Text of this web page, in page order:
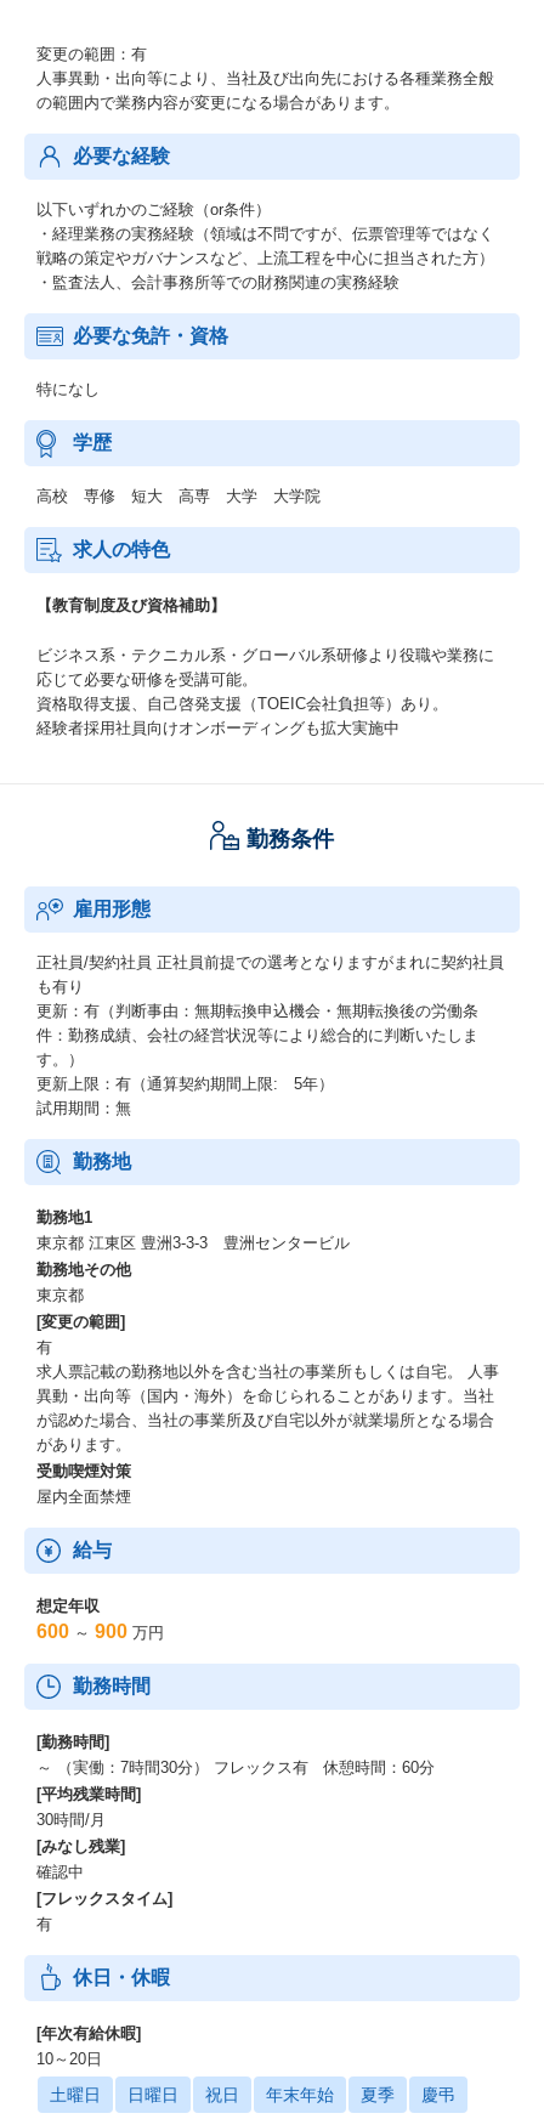
変更の範囲：有
人事異動・出向等により、当社及び出向先における各種業務全般
の範囲内で業務内容が変更になる場合があります。
必要な経験
以下いずれかのご経験（or条件）
・経理業務の実務経験（領域は不問ですが、伝票管理等ではなく
戦略の策定やガバナンスなど、上流工程を中心に担当された方）
・監査法人、会計事務所等での財務関連の実務経験
必要な免許・資格
特になし
学歴
高校 専修 短大 高専 大学 大学院
求人の特色
【教育制度及び資格補助】
ビジネス系・テクニカル系・グローバル系研修より役職や業務に
応じて必要な研修を受講可能。
資格取得支援、自己啓発支援（TOEIC会社負担等）あり。
経験者採用社員向けオンボーディングも拡大実施中
勤務条件
雇用形態
正社員/契約社員 正社員前提での選考となりますがまれに契約社員
も有り
更新：有（判断事由：無期転換申込機会・無期転換後の労働条
件：勤務成績、会社の経営状況等により総合的に判断いたしま
す。）
更新上限：有（通算契約期間上限: 5年）
試用期間：無
勤務地
勤務地1
東京都 江東区 豊洲3-3-3 豊洲センタービル
勤務地その他
東京都
[変更の範囲]
有
求人票記載の勤務地以外を含む当社の事業所もしくは自宅。 人事
異動・出向等（国内・海外）を命じられることがあります。当社
が認めた場合、当社の事業所及び自宅以外が就業場所となる場合
があります。
受動喫煙対策
屋内全面禁煙
給与
想定年収
600 ～ 900 万円
勤務時間
[勤務時間]
～ （実働：7時間30分） フレックス有 休憩時間：60分
[平均残業時間]
30時間/月
[みなし残業]
確認中
[フレックスタイム]
有
休日・休暇
[年次有給休暇]
10～20日
土曜日 日曜日 祝日 年末年始 夏季 慶弔